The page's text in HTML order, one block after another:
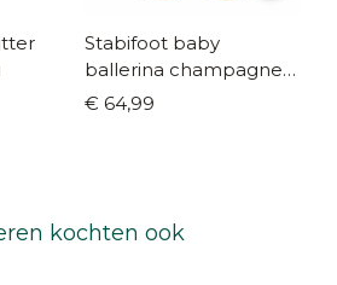
Stabifoot baby
ballerina champagne
(maat 18-22)
€ 64,99
kochten ook